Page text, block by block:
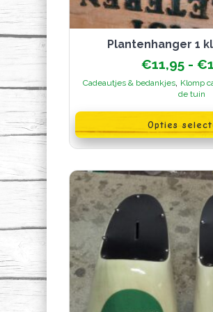
plantenhanger 1
€11,95 - €
Cadeautjes & bedankjes, Klomp
de tuin
Opties
product
heeft
meerdere
variaties.
optie
kan
gekozen
worden
op
productpagina